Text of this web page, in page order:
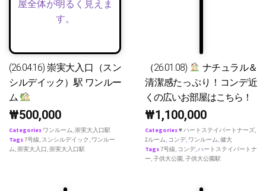
(26.04.16) 崇実大入口（スン
シルデイック）駅 ワンルー
ム
₩500,000
Categories ワンルーム,崇実大入口駅
Tags7号線, スンシルデイック , ワンルー
ム,崇実大入口,崇実大入口駅
（26.01.08)
ナチュラル＆
清潔感たっぷり！コンデ近
くの広いお部屋はこちら！
₩1,100,000
Categories♥ ハートステイパートナーズ,
2ルーム, コンデ, ワンルーム,健大
Tags7号線, コンデ,ハートステイパートナ
ー,子供大公園 ,子供大公園駅